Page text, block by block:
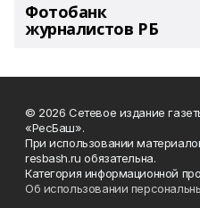
Фотобанк
журналистов РБ
© 2026 Сетевое издание
«РесБаш».
При использовании
resbash.ru обязательна.
Категория информационной
Об использовании